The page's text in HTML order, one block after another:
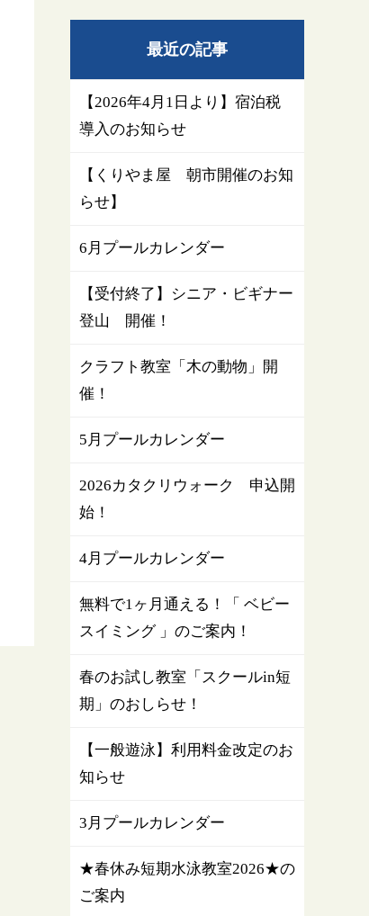
最近の記事
【2026年4月1日より】宿泊税
導入のお知らせ
【くりやま屋 朝市開催のお知
らせ】
6月プールカレンダー
【受付終了】シニア・ビギナー
登山 開催！
クラフト教室「木の動物」開
催！
5月プールカレンダー
2026カタクリウォーク 申込開
始！
4月プールカレンダー
無料で1ヶ月通える！「 ベビー
スイミング 」のご案内！
春のお試し教室「スクールin短
期」のおしらせ！
【一般遊泳】利用料金改定のお
知らせ
3月プールカレンダー
★春休み短期水泳教室2026★の
ご案内